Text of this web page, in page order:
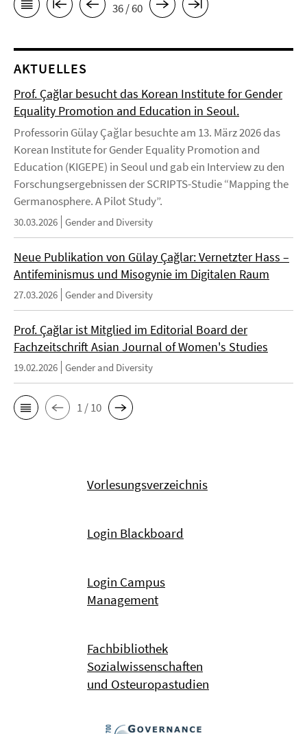
36 / 60
AKTUELLES
Prof. Çağlar besucht das Korean Institute for Gender
Equality Promotion and Education in Seoul.
Professorin Gülay Çağlar besuchte am 13. März 2026 das
Korean Institute for Gender Equality Promotion and
Education (KIGEPE) in Seoul und gab ein Interview zu den
Forschungsergebnissen der SCRIPTS-Studie “Mapping the
Germanosphere. A Pilot Study”.
30.03.2026 Gender and Diversity
Neue Publikation von Gülay Çağlar: Vernetzter Hass –
Antifeminismus und Misogynie im Digitalen Raum
27.03.2026 Gender and Diversity
Prof. Çağlar ist Mitglied im Editorial Board der
Fachzeitschrift Asian Journal of Women's Studies
19.02.2026 Gender and Diversity
1 / 10
Vorlesungsverzeichnis
Login Blackboard
Login Campus
Management
Fachbibliothek
Sozialwissenschaften
und Osteuropastudien